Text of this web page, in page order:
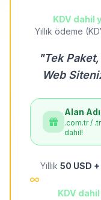
KDV dahil
Yıllık ödeme
"Tek
Web
Alan
.com.tr /
dahil!
Yıllık 50 USD +
KDV